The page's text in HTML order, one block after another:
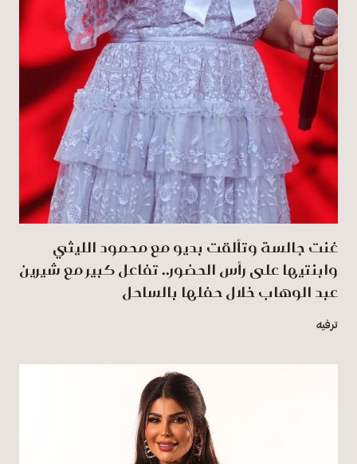
غنت جالسة وتألقت بديو مع محمود الليثي
وابنتيها على رأس الحضور.. تفاعل كبير مع شيرين
عبد الوهاب خلال حفلها بالساحل
ترفيه